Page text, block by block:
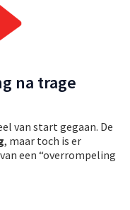
na trage
van start gegaan. De
, maar toch is er
een “overrompeling